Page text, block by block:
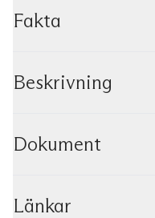
Fakta
Beskrivning
Dokument
Länkar